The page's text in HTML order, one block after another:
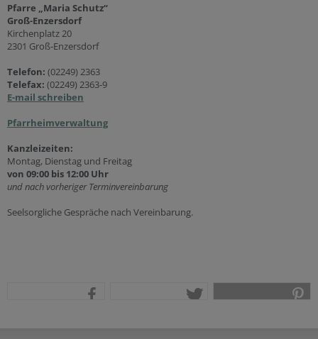
Pfarre „Maria Schutz“
Groß-Enzersdorf
Kirchenplatz 20
2301 Groß-Enzersdorf
Telefon: (02249) 2363
Telefax: (02249) 2363-9
E-mail schreiben
Pfarrheimverwaltung
Kanzleizeiten:
Montag, Dienstag und Freitag
von 09:00 bis 12:00 Uhr
und nach vorheriger Terminvereinbarung
Seelsorgliche Gespräche nach Vereinbarung.